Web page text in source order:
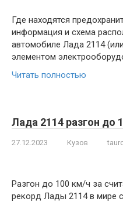
Где находятся
информация и схема
автомобиле Лада 2114
элементом
Читать полностью
Лада 2114 разгон до
27.12.2023 Кузов
Разгон до 100 км/ч за
рекорд Лады 2114 в мире